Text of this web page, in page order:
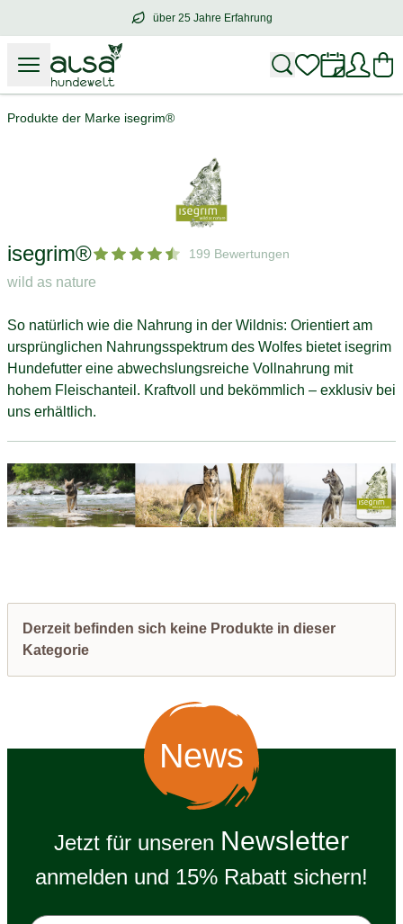
über 25 Jahre Erfahrung
über25 Jahre Erfahrung
Produkte der Marke isegrim®
isegrim® 199 Bewertungen
wild as nature
So natürlich wie die Nahrung in der Wildnis: Orientiert am
ursprünglichen Nahrungsspektrum des Wolfes bietet isegrim
Hundefutter eine abwechslungsreiche Vollnahrung mit
hohem Fleischanteil. Kraftvoll und bekömmlich – exklusiv bei
uns erhältlich.
Derzeit befinden sich keine Produkte in dieser
Kategorie
News
Jetzt für unseren Newsletter
anmelden und 15% Rabatt sichern!